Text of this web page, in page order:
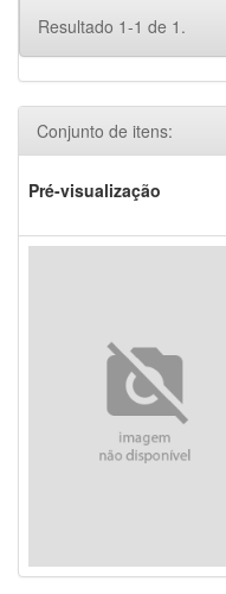
Resultado 1-1 de 1.
Conjunto de itens:
Pré-visualização